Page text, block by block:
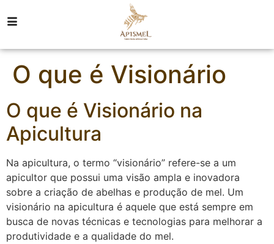
O que é Visionário
O que é Visionário na
Apicultura
Na apicultura, o termo “visionário” refere-se a um
apicultor que possui uma visão ampla e inovadora
sobre a criação de abelhas e produção de mel. Um
visionário na apicultura é aquele que está sempre em
busca de novas técnicas e tecnologias para melhorar a
produtividade e a qualidade do mel.